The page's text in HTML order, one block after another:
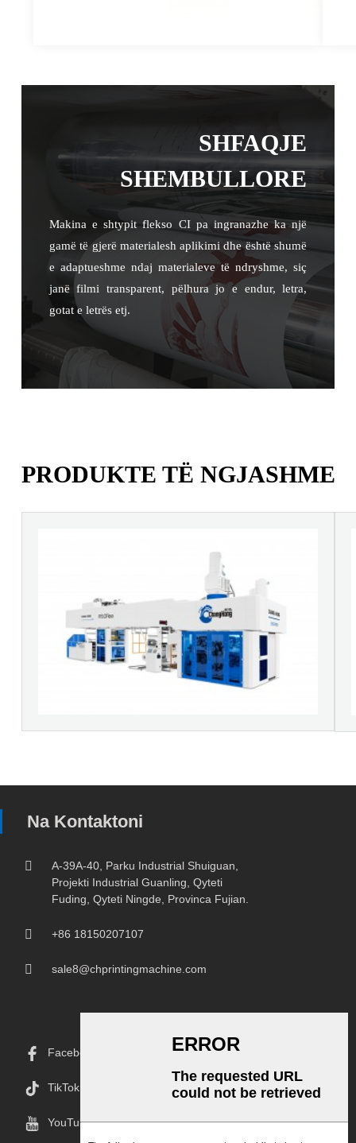
SHFAQJE
SHEMBULLORE
Makina e shtypit flekso CI pa ingranazhe ka një
gamë të gjerë materialesh aplikimi dhe është shumë
e adaptueshme ndaj materialeve të ndryshme, siç
janë filmi transparent, pëlhura jo e endur, letra,
gotat e letrës etj.
PRODUKTE TË NGJASHME
Na Kontaktoni
A-39A-40, Parku Industrial Shuiguan,
Projekti Industrial Guanling, Qyteti
Fuding, Qyteti Ningde, Provinca Fujian.
+86 18150207107
sale8@chprintingmachine.com
Facebook
TikTok
YouTube